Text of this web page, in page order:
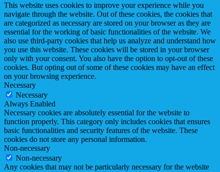
This website uses cookies to improve your experience while you
navigate through the website. Out of these cookies, the cookies that
are categorized as necessary are stored on your browser as they are
essential for the working of basic functionalities of the website. We
also use third-party cookies that help us analyze and understand how
you use this website. These cookies will be stored in your browser
only with your consent. You also have the option to opt-out of these
cookies. But opting out of some of these cookies may have an effect
on your browsing experience.
Necessary
Necessary
Always Enabled
Necessary cookies are absolutely essential for the website to
function properly. This category only includes cookies that ensures
basic functionalities and security features of the website. These
cookies do not store any personal information.
Non-necessary
Non-necessary
Any cookies that may not be particularly necessary for the website